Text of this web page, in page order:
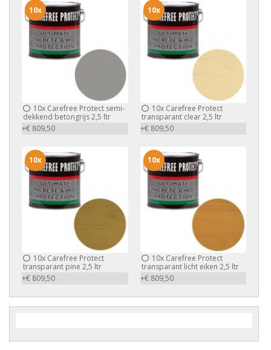
10x Carefree Protect semi-
dekkend betongrijs 2,5 ltr
+€ 809,50
10x
10xCarefree Protect
transparant clear 2,5 ltr
+€ 809,50
10x
10x Carefree Protect
transparant pine 2,5 ltr
+€ 809,50
10x
10xCarefree Protect
transparant licht eiken 2,5 ltr
+€ 809,50
10x